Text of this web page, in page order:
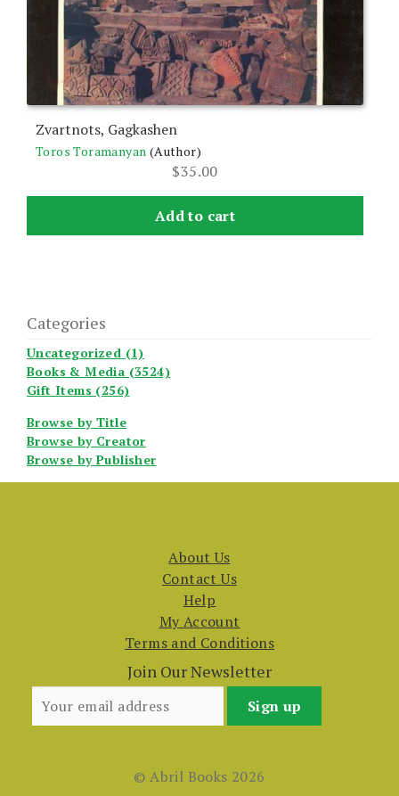
Zvartnots, Gagkashen
Toros Toramanyan (Author)
$35.00
Add to cart
Categories
Uncategorized (1)
Books & Media (3524)
Gift Items (256)
Browse by Title
Browse by Creator
Browse by Publisher
About Us
Contact Us
Help
My Account
Terms and Conditions
Join Our Newsletter
© Abril Books 2026